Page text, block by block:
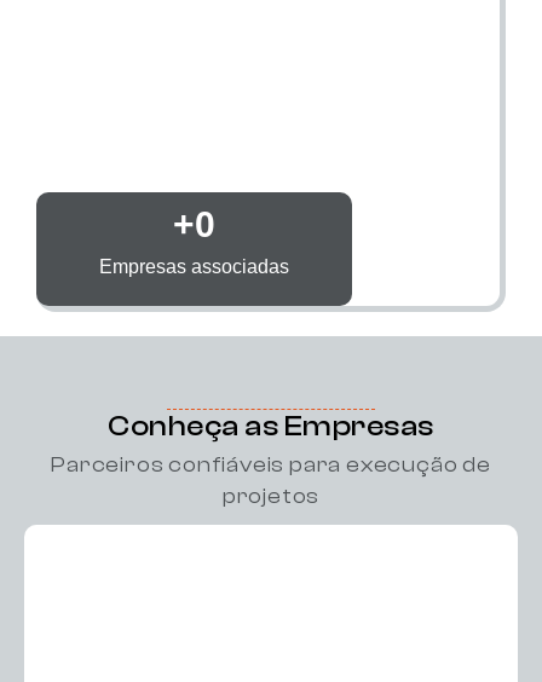
Empresas associadas
+0
Conheça as Empresas
Parceiros confiáveis para execução de
projetos